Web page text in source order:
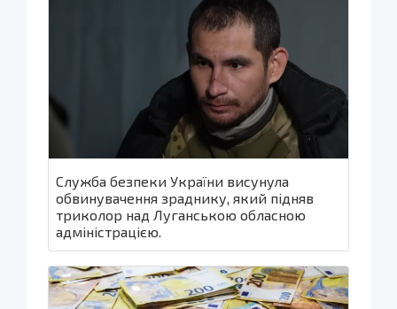
Служба безпеки України висунула
обвинувачення зраднику, який підняв
триколор над Луганською обласною
адміністрацією.